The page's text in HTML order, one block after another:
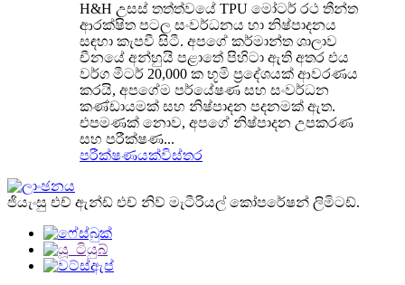
H&H උසස් තත්ත්වයේ TPU මෝටර් රථ තීන්ත
ආරක්ෂිත පටල සංවර්ධනය හා නිෂ්පාදනය
සඳහා කැපවී සිටී. අපගේ කර්මාන්ත ශාලාව
චීනයේ අන්හුයි පළාතේ පිහිටා ඇති අතර එය
වර්ග මීටර් 20,000 ක භූමි ප්‍රදේශයක් ආවරණය
කරයි, අපගේම පර්යේෂණ සහ සංවර්ධන
කණ්ඩායමක් සහ නිෂ්පාදන පදනමක් ඇත.
එපමණක් නොව, අපගේ නිෂ්පාදන උපකරණ
සහ පරීක්ෂණ...
පරීක්ෂණයක්විස්තර
ජියැංසු එච් ඇන්ඩ් එච් නිව් මැටීරියල් කෝපරේෂන් ලිමිටඩ්.